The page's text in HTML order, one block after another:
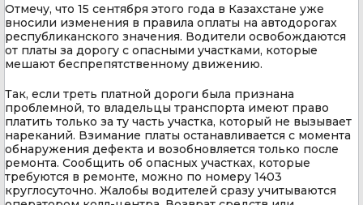
Отмечу, что 15 сентября этого года в Казахстане уже
вносили изменения в правила оплаты на автодорогах
республиканского значения. Водители освобождаются
от платы за дорогу с опасными участками, которые
мешают беспрепятственному движению.
Так, если треть платной дороги была признана
проблемной, то владельцы транспорта имеют право
платить только за ту часть участка, который не вызывает
нареканий. Взимание платы останавливается с момента
обнаружения дефекта и возобновляется только после
ремонта. Сообщить об опасных участках, которые
требуются в ремонте, можно по номеру 1403
круглосуточно. Жалобы водителей сразу учитываются